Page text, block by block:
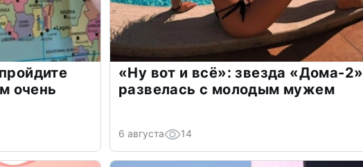
очень
«Ну вот и всё»: звезда «Дома-2»
развелась с молодым мужем
6 августа 14